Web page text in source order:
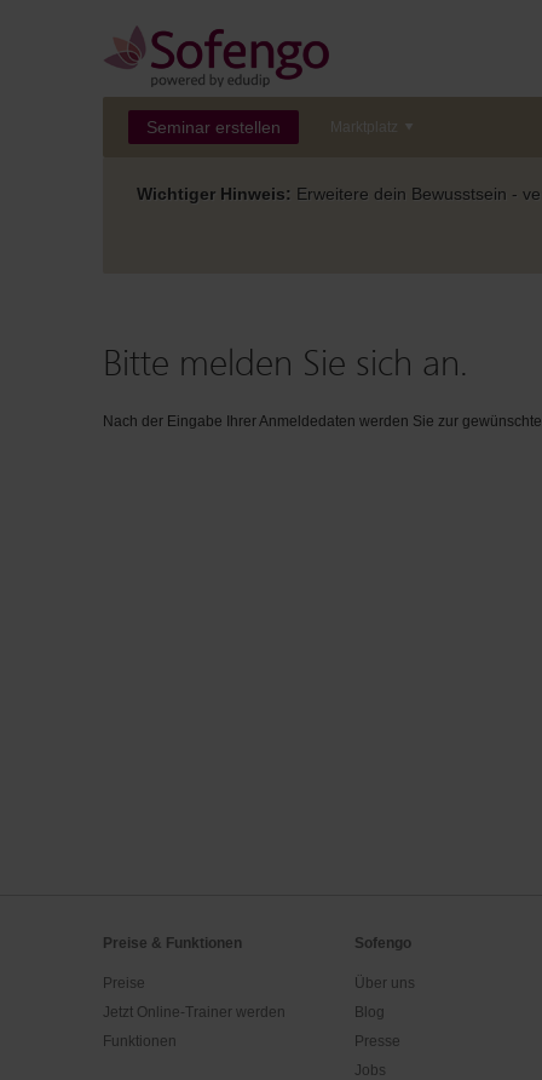
Seminar erstellen Marktplatz
Wichtiger Hinweis: Erweitere dein Bewusstsein -
Bitte melden Sie sich an.
Nach der Eingabe Ihrer Anmeldedaten werden Sie zur
Preise & Funktionen
Preise
Jetzt Online-Trainer werden
Funktionen
Sofengo
Über uns
Blog
Presse
Jobs